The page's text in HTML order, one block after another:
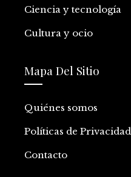
Ciencia y tecnología
Cultura y ocio
Mapa Del Sitio
Quiénes somos
Políticas de Privacidad
Contacto